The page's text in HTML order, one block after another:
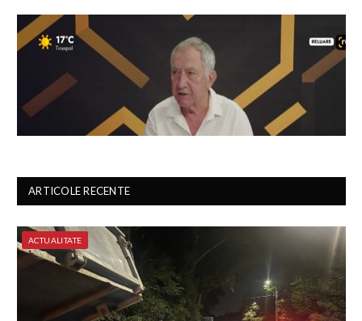
ARTICOLE RECENTE
ACTUALITATE